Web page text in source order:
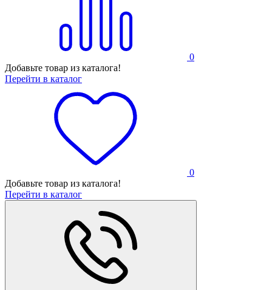
0
Добавьте товар из каталога!
Перейти в каталог
0
Добавьте товар из каталога!
Перейти в каталог